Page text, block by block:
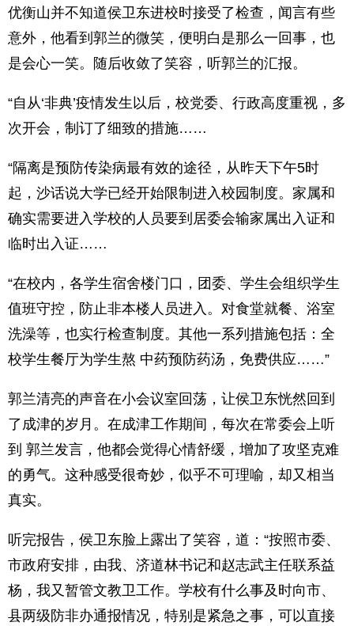
优衡山并不知道侯卫东进校时接受了检查，闻言有些
意外，他看到郭兰的微笑，便明白是那么一回事，也
是会心一笑。随后收敛了笑容，听郭兰的汇报。
“自从‘非典’疫情发生以后，校党委、行政高度重视，多
次开会，制订了细致的措施……
“隔离是预防传染病最有效的途径，从昨天下午5时
起，沙话说大学已经开始限制进入校园制度。家属和
确实需要进入学校的人员要到居委会输家属出入证和
临时出入证……
“在校内，各学生宿舍楼门口，团委、学生会组织学生
值班守控，防止非本楼人员进入。对食堂就餐、浴室
洗澡等，也实行检查制度。其他一系列措施包括：全
校学生餐厅为学生熬 中药预防药汤，免费供应……”
郭兰清亮的声音在小会议室回荡，让侯卫东恍然回到
了成津的岁月。在成津工作期间，每次在常委会上听
到 郭兰发言，他都会觉得心情舒缓，增加了攻坚克难
的勇气。这种感受很奇妙，似乎不可理喻，却又相当
真实。
听完报告，侯卫东脸上露出了笑容，道：“按照市委、
市政府安排，由我、济道林书记和赵志武主任联系益
杨，我又暂管文教卫工作。学校有什么事及时向市、
县两级防非办通报情况，特别是紧急之事，可以直接